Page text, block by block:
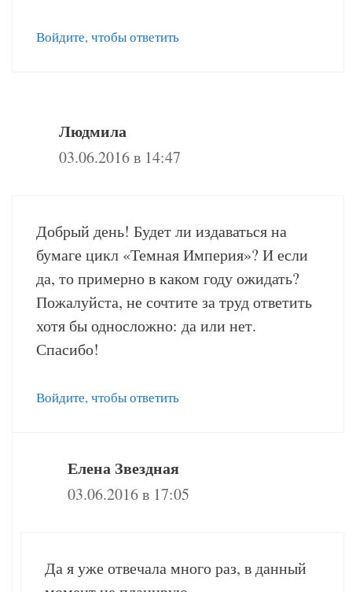
Войдите, чтобы ответить
Людмила
03.06.2016 в 14:47
Добрый день! Будет ли издаваться на
бумаге цикл «Темная Империя»? И если
да, то примерно в каком году ожидать?
Пожалуйста, не сочтите за труд ответить
хотя бы односложно: да или нет.
Спасибо!
Войдите, чтобы ответить
Елена Звездная
03.06.2016 в 17:05
Да я уже отвечала много раз, в данный